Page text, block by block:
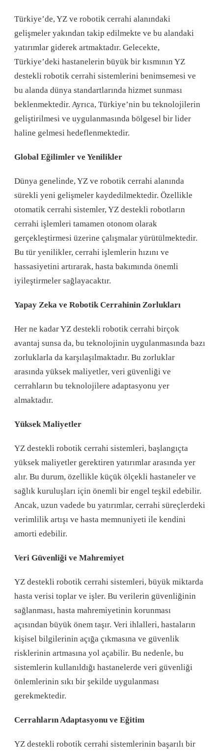
Türkiye’de, YZ ve robotik cerrahi alanındaki
gelişmeler yakından takip edilmekte ve bu alandaki
yatırımlar giderek artmaktadır. Gelecekte,
Türkiye’deki hastanelerin büyük bir kısmının YZ
destekli robotik cerrahi sistemlerini benimsemesi ve
bu alanda dünya standartlarında hizmet sunması
beklenmektedir. Ayrıca, Türkiye’nin bu teknolojilerin
geliştirilmesi ve uygulanmasında bölgesel bir lider
haline gelmesi hedeflenmektedir.
Global Eğilimler ve Yenilikler
Dünya genelinde, YZ ve robotik cerrahi alanında
sürekli yeni gelişmeler kaydedilmektedir. Özellikle
otomatik cerrahi sistemler, YZ destekli robotların
cerrahi işlemleri tamamen otonom olarak
gerçekleştirmesi üzerine çalışmalar yürütülmektedir.
Bu tür yenilikler, cerrahi işlemlerin hızını ve
hassasiyetini artırarak, hasta bakımında önemli
iyileştirmeler sağlayacaktır.
Yapay Zeka ve Robotik Cerrahinin Zorlukları
Her ne kadar YZ destekli robotik cerrahi birçok
avantaj sunsa da, bu teknolojinin uygulanmasında bazı
zorluklarla da karşılaşılmaktadır. Bu zorluklar
arasında yüksek maliyetler, veri güvenliği ve
cerrahların bu teknolojilere adaptasyonu yer
almaktadır.
Yüksek Maliyetler
YZ destekli robotik cerrahi sistemleri, başlangıçta
yüksek maliyetler gerektiren yatırımlar arasında yer
alır. Bu durum, özellikle küçük ölçekli hastaneler ve
sağlık kuruluşları için önemli bir engel teşkil edebilir.
Ancak, uzun vadede bu yatırımlar, cerrahi süreçlerdeki
verimlilik artışı ve hasta memnuniyeti ile kendini
amorti edebilir.
Veri Güvenliği ve Mahremiyet
YZ destekli robotik cerrahi sistemleri, büyük miktarda
hasta verisi toplar ve işler. Bu verilerin güvenliğinin
sağlanması, hasta mahremiyetinin korunması
açısından büyük önem taşır. Veri ihlalleri, hastaların
kişisel bilgilerinin açığa çıkmasına ve güvenlik
risklerinin artmasına yol açabilir. Bu nedenle, bu
sistemlerin kullanıldığı hastanelerde veri güvenliği
önlemlerinin sıkı bir şekilde uygulanması
gerekmektedir.
Cerrahların Adaptasyonu ve Eğitim
YZ destekli robotik cerrahi sistemlerinin başarılı bir